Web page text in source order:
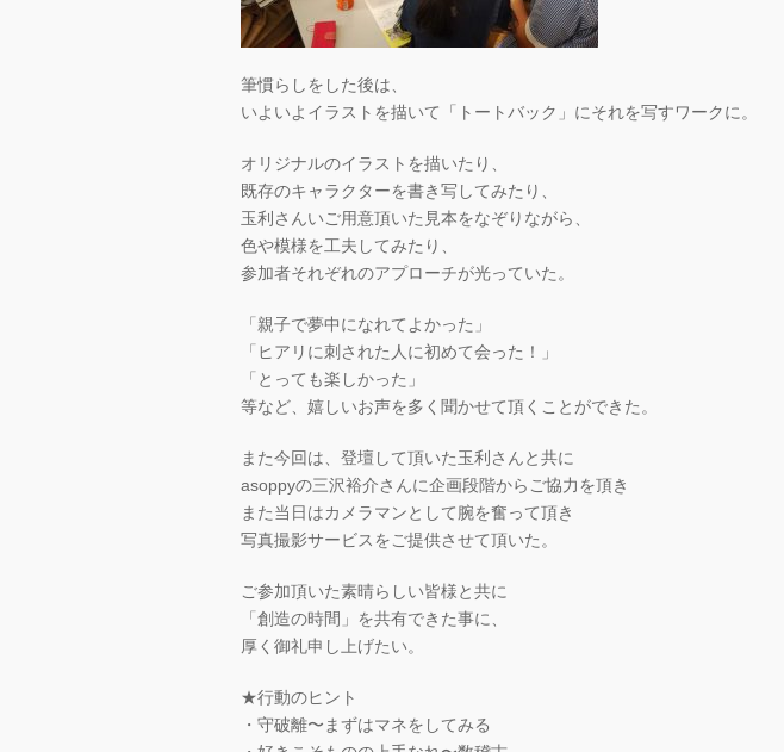
筆慣らしをした後は、
いよいよイラストを描いて「トートバック」にそれを写すワークに。
オリジナルのイラストを描いたり、
既存のキャラクターを書き写してみたり、
玉利さんいご用意頂いた見本をなぞりながら、
色や模様を工夫してみたり、
参加者それぞれのアプローチが光っていた。
「親子で夢中になれてよかった」
「ヒアリに刺された人に初めて会った！」
「とっても楽しかった」
等など、嬉しいお声を多く聞かせて頂くことができた。
また今回は、登壇して頂いた玉利さんと共に
asoppyの三沢裕介さんに企画段階からご協力を頂き
また当日はカメラマンとして腕を奮って頂き
写真撮影サービスをご提供させて頂いた。
ご参加頂いた素晴らしい皆様と共に
「創造の時間」を共有できた事に、
厚く御礼申し上げたい。
★行動のヒント
・守破離〜まずはマネをしてみる